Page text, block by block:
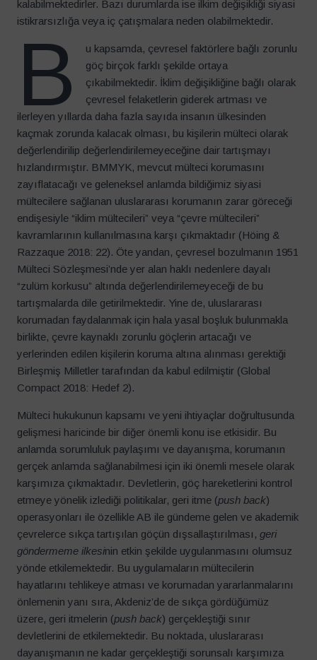
kalabilmektedirler. Bazı durumlarda ise ilkim değişikliği siyasi
istikrarsızlığa veya iç çatışmalara neden olabilmektedir.
B
u kapsamda, çevresel faktörlere bağlı zorunlu
göç birçok farklı şekilde ortaya
çıkabilmektedir. İklim değişikliğine bağlı olarak
çevresel felaketlerin giderek artması ve
ilerleyen yıllarda daha fazla sayıda insanın ülkesinden
kaçmak zorunda kalacak olması, bu kişilerin mülteci olarak
değerlendirilip değerlendirilemeyeceğine dair tartışmayı
hızlandırmıştır. BMMYK, mevcut mülteci korumasını
zayıflatacağı ve geleneksel anlamda bildiğimiz siyasi
mültecilere sağlanan uluslararası korumanın zarar göreceği
endişesiyle “iklim mültecileri” veya “çevre mültecileri”
kavramlarının kullanılmasına karşı çıkmaktadır (Höing &
Razzaque 2018: 22). Öte yandan, çevresel bozulmanın 1951
Mülteci Sözleşmesi’nde yer alan haklı nedenlere dayalı
“zulüm korkusu” altında değerlendirilemeyeceği de bu
tartışmalarda dile getirilmektedir. Yine de, uluslararası
korumadan faydalanmak için hala yasal boşluk bulunmakla
birlikte, çevre kaynaklı zorunlu göçlerin artacağı ve
yerlerinden edilen kişilerin koruma altına alınması gerektiği
Birleşmiş Milletler tarafından da kabul edilmiştir (Global
Compact 2018: Hedef 2).
Mülteci hukukunun kapsamı ve yeni ihtiyaçlar doğrultusunda
gelişmesi haricinde bir diğer önemli konu ise etkisidir. Bu
anlamda sorumluluk paylaşımı ve dayanışma, korumanın
gerçek anlamda sağlanabilmesi için iki önemli mesele olarak
karşımıza çıkmaktadır. Devletlerin, göç hareketlerini kontrol
etmeye yönelik izlediği politikalar, geri itme (push back)
operasyonları ile özellikle AB ile gündeme gelen ve akademik
çevrelerce sıkça tartışılan göçün dışsallaştırılması, geri
göndermeme ilkesinin etkin şekilde uygulanmasını olumsuz
yönde etkilemektedir. Bu uygulamaların mültecilerin
hayatlarını tehlikeye atması ve korumadan yararlanmalarını
önlemenin yanı sıra, Akdeniz’de de sıkça gördüğümüz
üzere, geri itmelerin (push back) gerçekleştiği sınır
devletlerini de etkilemektedir. Bu noktada, uluslararası
dayanışmanın ne kadar gerçekleştiği sorunsalı karşımıza